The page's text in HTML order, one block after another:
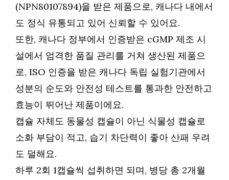
(NPN80107894)을 받은 제품으로, 캐나다 내에서
도 정식 유통되고 있어 신뢰할 수 있어요.
또한, 캐나다 정부에서 인증받은 cGMP 제조 시
설에서 엄격한 품질 관리를 거쳐 생산된 제품으
로, ISO 인증을 받은 캐나다 독립 실험기관에서
성분의 순도와 안전성 테스트를 통과한 안전하고
효능이 뛰어난 제품이에요.
캡슐 자체도 동물성 캡슐이 아닌 식물성 캡슐로
소화 부담이 적고, 습기 차단력이 좋아 산패 우려
도 덜해요.
하루 2회 1캡슐씩 섭취하면 되며, 병당 총 2개월